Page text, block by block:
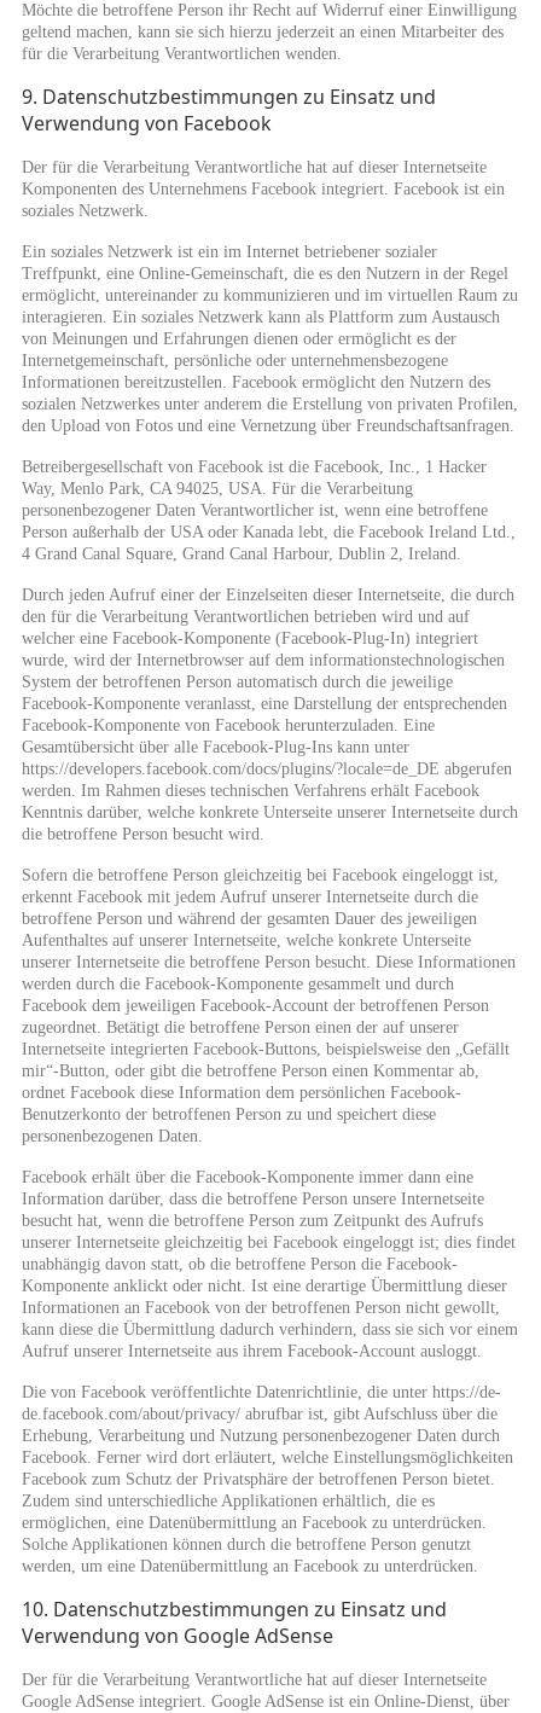
Möchte die betroffene Person ihr Recht auf Widerruf einer Einwilligung
geltend machen, kann sie sich hierzu jederzeit an einen Mitarbeiter des
für die Verarbeitung Verantwortlichen wenden.
9. Datenschutzbestimmungen zu Einsatz und
Verwendung von Facebook
Der für die Verarbeitung Verantwortliche hat auf dieser Internetseite
Komponenten des Unternehmens Facebook integriert. Facebook ist ein
soziales Netzwerk.
Ein soziales Netzwerk ist ein im Internet betriebener sozialer
Treffpunkt, eine Online-Gemeinschaft, die es den Nutzern in der Regel
ermöglicht, untereinander zu kommunizieren und im virtuellen Raum zu
interagieren. Ein soziales Netzwerk kann als Plattform zum Austausch
von Meinungen und Erfahrungen dienen oder ermöglicht es der
Internetgemeinschaft, persönliche oder unternehmensbezogene
Informationen bereitzustellen. Facebook ermöglicht den Nutzern des
sozialen Netzwerkes unter anderem die Erstellung von privaten Profilen,
den Upload von Fotos und eine Vernetzung über Freundschaftsanfragen.
Betreibergesellschaft von Facebook ist die Facebook, Inc., 1 Hacker
Way, Menlo Park, CA 94025, USA. Für die Verarbeitung
personenbezogener Daten Verantwortlicher ist, wenn eine betroffene
Person außerhalb der USA oder Kanada lebt, die Facebook Ireland Ltd.,
4 Grand Canal Square, Grand Canal Harbour, Dublin 2, Ireland.
Durch jeden Aufruf einer der Einzelseiten dieser Internetseite, die durch
den für die Verarbeitung Verantwortlichen betrieben wird und auf
welcher eine Facebook-Komponente (Facebook-Plug-In) integriert
wurde, wird der Internetbrowser auf dem informationstechnologischen
System der betroffenen Person automatisch durch die jeweilige
Facebook-Komponente veranlasst, eine Darstellung der entsprechenden
Facebook-Komponente von Facebook herunterzuladen. Eine
Gesamtübersicht über alle Facebook-Plug-Ins kann unter
https://developers.facebook.com/docs/plugins/?locale=de_DE abgerufen
werden. Im Rahmen dieses technischen Verfahrens erhält Facebook
Kenntnis darüber, welche konkrete Unterseite unserer Internetseite durch
die betroffene Person besucht wird.
Sofern die betroffene Person gleichzeitig bei Facebook eingeloggt ist,
erkennt Facebook mit jedem Aufruf unserer Internetseite durch die
betroffene Person und während der gesamten Dauer des jeweiligen
Aufenthaltes auf unserer Internetseite, welche konkrete Unterseite
unserer Internetseite die betroffene Person besucht. Diese Informationen
werden durch die Facebook-Komponente gesammelt und durch
Facebook dem jeweiligen Facebook-Account der betroffenen Person
zugeordnet. Betätigt die betroffene Person einen der auf unserer
Internetseite integrierten Facebook-Buttons, beispielsweise den „Gefällt
mir“-Button, oder gibt die betroffene Person einen Kommentar ab,
ordnet Facebook diese Information dem persönlichen Facebook-
Benutzerkonto der betroffenen Person zu und speichert diese
personenbezogenen Daten.
Facebook erhält über die Facebook-Komponente immer dann eine
Information darüber, dass die betroffene Person unsere Internetseite
besucht hat, wenn die betroffene Person zum Zeitpunkt des Aufrufs
unserer Internetseite gleichzeitig bei Facebook eingeloggt ist; dies findet
unabhängig davon statt, ob die betroffene Person die Facebook-
Komponente anklickt oder nicht. Ist eine derartige Übermittlung dieser
Informationen an Facebook von der betroffenen Person nicht gewollt,
kann diese die Übermittlung dadurch verhindern, dass sie sich vor einem
Aufruf unserer Internetseite aus ihrem Facebook-Account ausloggt.
Die von Facebook veröffentlichte Datenrichtlinie, die unter https://de-
de.facebook.com/about/privacy/ abrufbar ist, gibt Aufschluss über die
Erhebung, Verarbeitung und Nutzung personenbezogener Daten durch
Facebook. Ferner wird dort erläutert, welche Einstellungsmöglichkeiten
Facebook zum Schutz der Privatsphäre der betroffenen Person bietet.
Zudem sind unterschiedliche Applikationen erhältlich, die es
ermöglichen, eine Datenübermittlung an Facebook zu unterdrücken.
Solche Applikationen können durch die betroffene Person genutzt
werden, um eine Datenübermittlung an Facebook zu unterdrücken.
10. Datenschutzbestimmungen zu Einsatz und
Verwendung von Google AdSense
Der für die Verarbeitung Verantwortliche hat auf dieser Internetseite
Google AdSense integriert. Google AdSense ist ein Online-Dienst, über